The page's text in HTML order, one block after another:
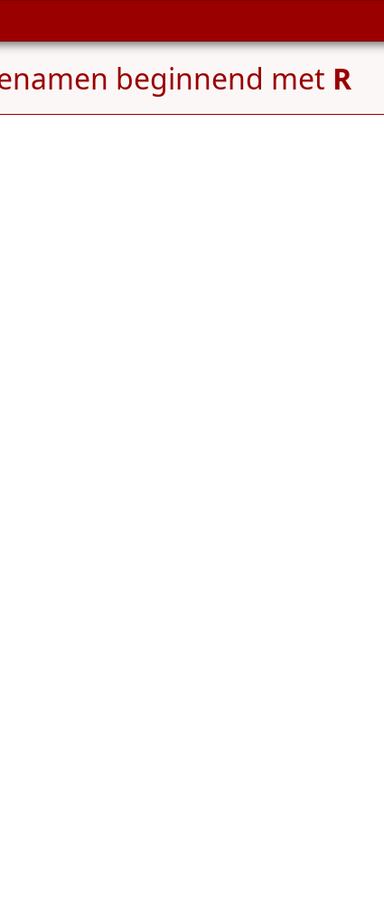
beginnend met R